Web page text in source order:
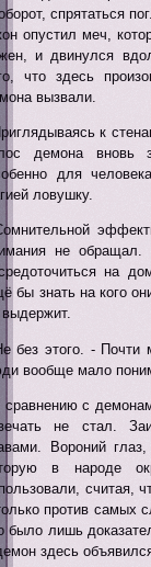
спрятаться
опустил меч,
и двинулся
что здесь
вызвали.
к
демона вновь
для
ловушку.
не
на
бы знать на кого
без этого. - Почти
вообще мало
сравнению с
не стал.
Вороний глаз,
в народе
считая,
против самых
было лишь
здесь